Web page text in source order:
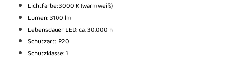
Lichtfarbe: 3000 K (warmweiß)
Lumen: 3100 lm
Lebensdauer LED: ca. 30.000 h
Schutzart: IP20
Schutzklasse: 1